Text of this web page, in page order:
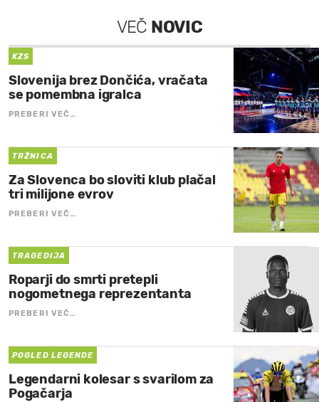
VEČ NOVIC
KZS
Slovenija brez Dončića, vračata
se pomembna igralca
PREBERI VEČ…
TRŽNICA
Za Slovenca bo sloviti klub plačal
tri milijone evrov
PREBERI VEČ…
TRAGEDIJA
Roparji do smrti pretepli
nogometnega reprezentanta
PREBERI VEČ…
POGLED LEGENDE
Legendarni kolesar s svarilom za
Pogačarja